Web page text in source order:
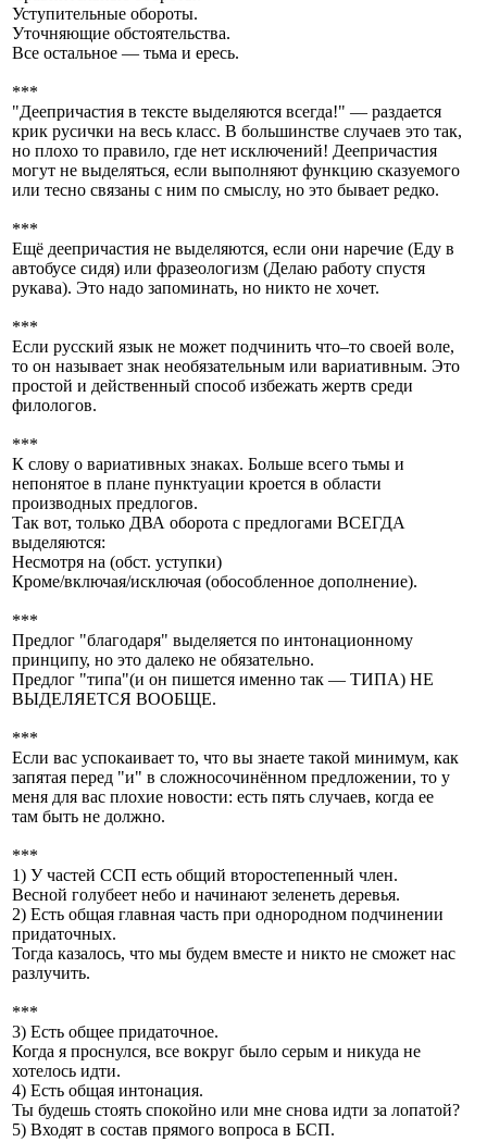
Уступительные обороты.
Уточняющие обстоятельства.
Все остальное — тьма и ересь.
***
"Деепричастия в тексте выделяются всегда!" — раздается
крик русички на весь класс. В большинстве случаев это так,
но плохо то правило, где нет исключений! Деепричастия
могут не выделяться, если выполняют функцию сказуемого
или тесно связаны с ним по смыслу, но это бывает редко.
***
Ещё деепричастия не выделяются, если они наречие (Еду в
автобусе сидя) или фразеологизм (Делаю работу спустя
рукава). Это надо запоминать, но никто не хочет.
***
Если русский язык не может подчинить что–то своей воле,
то он называет знак необязательным или вариативным. Это
простой и действенный способ избежать жертв среди
филологов.
***
К слову о вариативных знаках. Больше всего тьмы и
непонятое в плане пунктуации кроется в области
производных предлогов.
Так вот, только ДВА оборота с предлогами ВСЕГДА
выделяются:
Несмотря на (обст. уступки)
Кроме/включая/исключая (обособленное дополнение).
***
Предлог "благодаря" выделяется по интонационному
принципу, но это далеко не обязательно.
Предлог "типа"(и он пишется именно так — ТИПА) НЕ
ВЫДЕЛЯЕТСЯ ВООБЩЕ.
***
Если вас успокаивает то, что вы знаете такой минимум, как
запятая перед "и" в сложносочинённом предложении, то у
меня для вас плохие новости: есть пять случаев, когда ее
там быть не должно.
***
1) У частей ССП есть общий второстепенный член.
Весной голубеет небо и начинают зеленеть деревья.
2) Есть общая главная часть при однородном подчинении
придаточных.
Тогда казалось, что мы будем вместе и никто не сможет нас
разлучить.
***
3) Есть общее придаточное.
Когда я проснулся, все вокруг было серым и никуда не
хотелось идти.
4) Есть общая интонация.
Ты будешь стоять спокойно или мне снова идти за лопатой?
5) Входят в состав прямого вопроса в БСП.